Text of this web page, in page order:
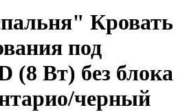
Кровать
под
(8 Вт) без блока
черный